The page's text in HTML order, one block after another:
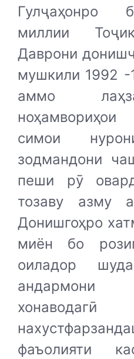
Гулҷаҳонро
миллии
Даврони
мушкили 1992 -
аммо
симои
зодмандони
пеши рӯ
тозаву азму
Донишгоҳро
миён бо
оиладор
андармони
фаъолияти